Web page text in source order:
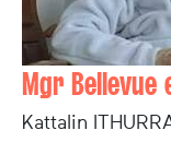
Mgr Bellevue
Kattalin